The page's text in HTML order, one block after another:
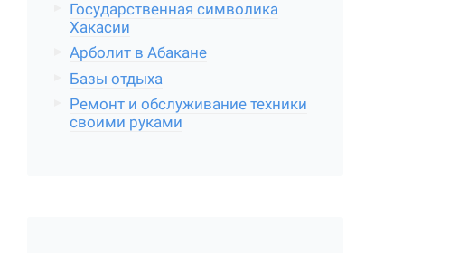
Государственная символика
Хакасии
Арболит в Абакане
Базы отдыха
Ремонт и обслуживание техники
своими руками